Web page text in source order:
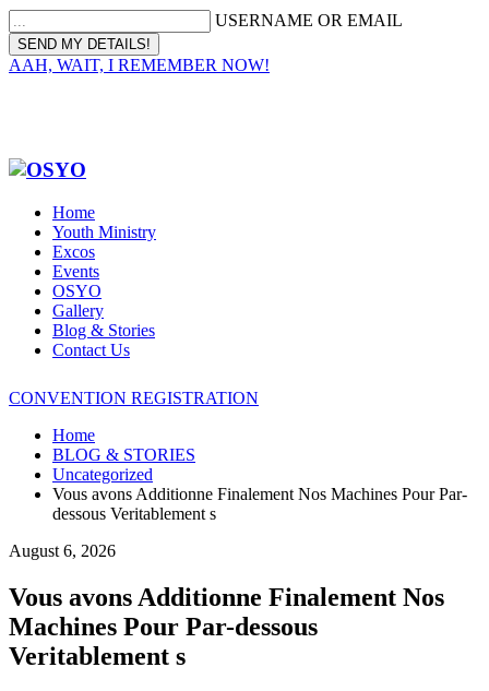
USERNAME OR EMAIL
AAH, WAIT, I REMEMBER NOW!
Home
Youth Ministry
Excos
Events
OSYO
Gallery
Blog & Stories
Contact Us
CONVENTION REGISTRATION
Home
BLOG & STORIES
Uncategorized
Vous avons Additionne Finalement Nos Machines Pour Par-
dessous Veritablement s
August 6, 2026
Vous avons Additionne Finalement Nos
Machines Pour Par-dessous
Veritablement s